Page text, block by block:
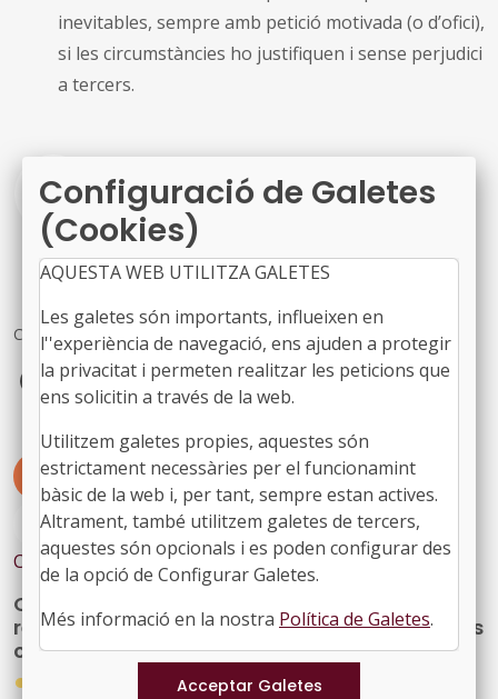
inevitables, sempre amb petició motivada (o d’ofici),
si les circumstàncies ho justifiquen i sense perjudici
a tercers.
Veure ordre
Comparteix
Facebook
X LinkedIn
#JURÍDIQUES #INFRAESTRUCTURES
#OBRES #SUBVENCIONS
Contingut relacionat
Oberta convocatòria de 8,9 milions per
reparar danys en infraestructures municipals
catalanes pels incendis 2025
●
Configuració de Galetes
(Cookies)
AQUESTA WEB UTILITZA GALETES
Les galetes són importants, influeixen en
l''experiència de navegació, ens ajuden a protegir
la privacitat i permeten realitzar les peticions que
ens solicitin a través de la web.
Utilitzem galetes propies, aquestes són
estrictament necessàries per el funcionamint
bàsic de la web i, per tant, sempre estan actives.
Altrament, també utilitzem galetes de tercers,
aquestes són opcionals i es poden configurar des
de la opció de Configurar Galetes.
Més informació en la nostra Política de Galetes.